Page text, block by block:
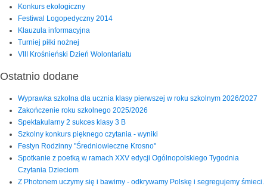
Konkurs ekologiczny
Festiwal Logopedyczny 2014
Klauzula informacyjna
Turniej piłki nożnej
VIII Krośnieński Dzień Wolontariatu
Ostatnio dodane
Wyprawka szkolna dla ucznia klasy pierwszej w roku szkolnym 2026/2027
Zakończenie roku szkolnego 2025/2026
Spektakularny 2 sukces klasy 3 B
Szkolny konkurs pięknego czytania - wyniki
Festyn Rodzinny "Średniowieczne Krosno"
Spotkanie z poetką w ramach XXV edycji Ogólnopolskiego Tygodnia
Czytania Dzieciom
Z Photonem uczymy się i bawimy - odkrywamy Polskę i segregujemy śmieci.